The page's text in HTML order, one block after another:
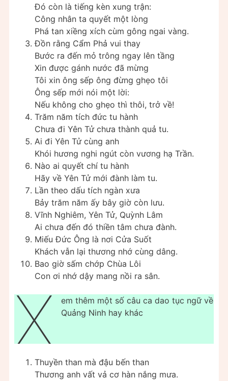
Đó còn là tiếng kèn xung trận:
Công nhân ta quyết một lòng
Phá tan xiềng xích cùm gông ngai vàng.
Đồn rằng Cẩm Phả vui thay
Bước ra đến mỏ trông ngay lên tầng
Xin được gánh nước đã mừng
Tôi xin ông sếp ông đừng ghẹo tôi
Ông sếp mới nói một lời:
Nếu không cho ghẹo thì thôi, trở về!
Trăm năm tích đức tu hành
Chưa đi Yên Tử chưa thành quả tu.
Ai đi Yên Tử cùng anh
Khói hương nghi ngút còn vương hạ Trần.
Nào ai quyết chí tu hành
Hãy về Yên Tử mới đành làm tu.
Lần theo dấu tích ngàn xưa
Bảy trăm năm ấy bây giờ còn lưu.
Vĩnh Nghiêm, Yên Tử, Quỳnh Lâm
Ai chưa đến đó thiền tâm chưa đành.
Miếu Đức Ông là nơi Cửa Suốt
Khách vẫn lại thương nhớ cùng dâng.
Bao giờ sấm chớp Chùa Lôi
Con ơi nhớ dậy mang nồi ra sân.
X
em thêm một số câu ca dao tục ngữ về
Quảng Ninh hay khác
Thuyền than mà đậu bến than
Thương anh vất vả cơ hàn nắng mưa.